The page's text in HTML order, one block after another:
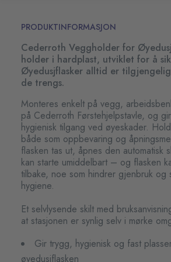
PRODUKTINFORMASJON
Cederroth Veggholder for
holder i hardplast, utviklet for å
Øyedusjflasker alltid er
de trengs.
Monteres enkelt på vegg,
på Cederroth Førstehjelpstavle, og
hygienisk tilgang ved øyeskader.
både som oppbevaring og
flasken tas ut, åpnes den automatisk
kan starte umiddelbart – og flasken
tilbake, noe som hindrer gjenbruk og
hygiene.
Et selvlysende skilt med
at stasjonen er synlig selv i mørke
Gir trygg, hygienisk og fast
øyedusjflasken